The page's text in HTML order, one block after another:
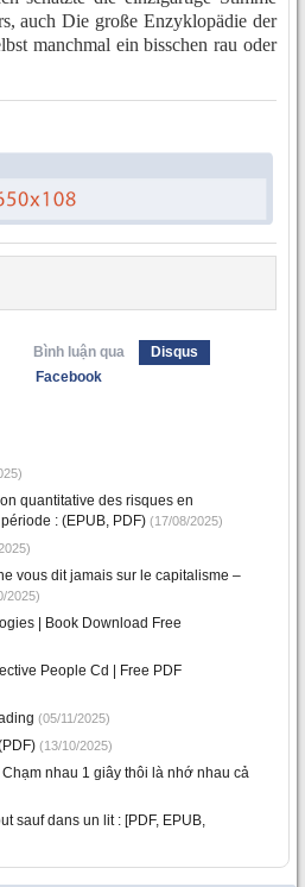
auch Die große Enzyklopädie der
manchmal ein bisschen rau oder
Bình luận qua
Disqus
Facebook
quantitative des risques en
: (EPUB, PDF) (17/08/2025)
vous dit jamais sur le capitalisme –
2025)
| Book Download Free
People Cd | Free PDF
(05/11/2025)
(13/10/2025)
Chạm nhau 1 giây thôi là nhớ nhau cả
sauf dans un lit : [PDF, EPUB,